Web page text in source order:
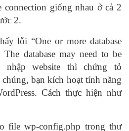
connection giống nhau ở cả 2
2.
lỗi “One or more database
The database may need to be
nhập website thì chứng tỏ
bạn kích hoạt tính năng
Cách thực hiện như
file wp-config.php trong thư